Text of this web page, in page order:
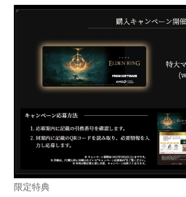
限定特典